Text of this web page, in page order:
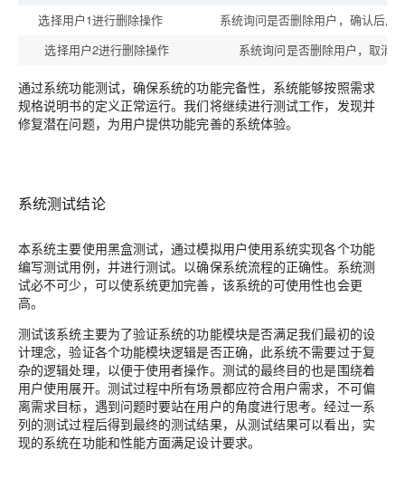
选择用户1进行删除操作
系统询问是否删除用户，确认后用
选择用户2进行删除操作
系统询问是否删除用户，取消
通过系统功能测试，确保系统的功能完备性，系统能够按照需求
规格说明书的定义正常运行。我们将继续进行测试工作，发现并
修复潜在问题，为用户提供功能完善的系统体验。
系统测试结论
本系统主要使用黑盒测试，通过模拟用户使用系统实现各个功能
编写测试用例，并进行测试。以确保系统流程的正确性。系统测
试必不可少，可以使系统更加完善，该系统的可使用性也会更
高。
测试该系统主要为了验证系统的功能模块是否满足我们最初的设
计理念，验证各个功能模块逻辑是否正确，此系统不需要过于复
杂的逻辑处理，以便于使用者操作。测试的最终目的也是围绕着
用户使用展开。测试过程中所有场景都应符合用户需求，不可偏
离需求目标，遇到问题时要站在用户的角度进行思考。经过一系
列的测试过程后得到最终的测试结果，从测试结果可以看出，实
现的系统在功能和性能方面满足设计要求。